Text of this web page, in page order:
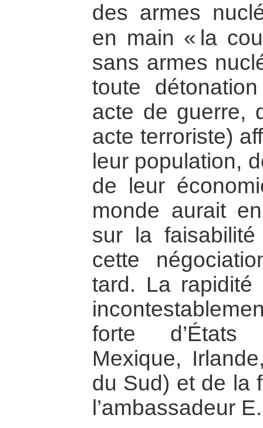
des armes
en main « la
sans armes
toute
acte de guerre,
acte terroriste)
leur population,
de leur
monde aurait
sur la faisabilité
cette
tard. La
forte d’États
Mexique,
du Sud) et de la
l’ambassadeur E.